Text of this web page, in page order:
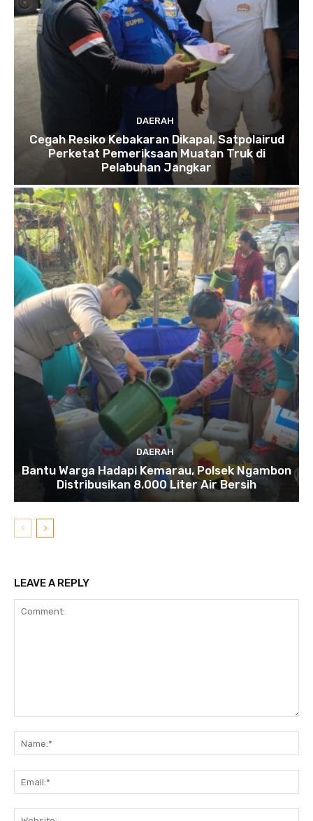
DAERAH
Cegah Resiko Kebakaran Dikapal, Satpolairud
Perketat Pemeriksaan Muatan Truk di
Pelabuhan Jangkar
DAERAH
Bantu Warga Hadapi Kemarau, Polsek Ngambon
Distribusikan 8.000 Liter Air Bersih
LEAVE A REPLY